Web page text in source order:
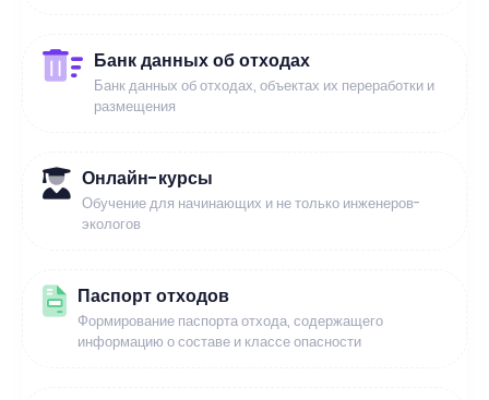
Банк данных об отходах
Банк данных об отходах, объектах их переработки и
размещения
Онлайн-курсы
Обучение для начинающих и не только инженеров-
экологов
Паспорт отходов
Формирование паспорта отхода, содержащего
информацию о составе и классе опасности